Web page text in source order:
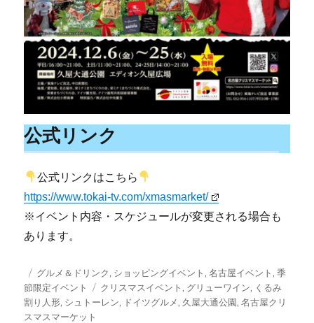
公式リンク
公式リンクはこちら
https://www.tokai-tv.com/xmasmarket/
※イベント内容・スケジュールが変更される場合も
あります。
投
稿
日:
カ
テ
ゴ
リ
グルメ＆ドリンク, ショッピングイベント ,名古屋イベント ,季
節限定イベント
タ
グ
クリスマスイベント , グリューワイン, くるみ
割り人形, シュトーレン, ドイツグルメ, 久屋大通公園,名古屋クリ
スマスマーケット